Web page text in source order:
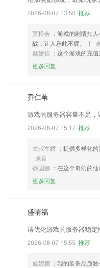
2026-08-07 13:50 推荐
莫松会 ：游戏的剧情扣
战，让人乐此不疲。 ！
戴娇信 ：这个游戏的充
更多回复
乔仁苇
游戏的服务器容量不足，
2026-08-07 15:17 推荐
太叔军娇 ：提供多样化
来自
孙固娜 ：在这个奇幻的
更多回复
盛晴福
请优化游戏的服务器稳定
2026-08-07 15:55 推荐
戚妮颖 ：我的装备品质